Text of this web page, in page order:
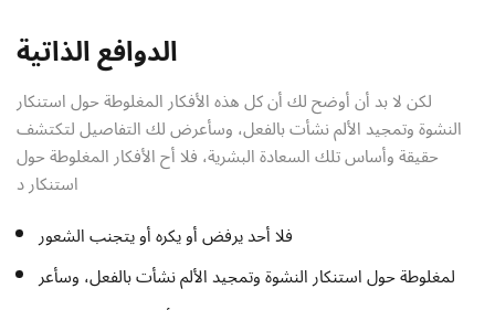
الدوافع الذاتية
لكن لا بد أن أوضح لك أن كل هذه الأفكار المغلوطة حول استنكار
النشوة وتمجيد الألم نشأت بالفعل، وسأعرض لك التفاصيل لتكتشف
حقيقة وأساس تلك السعادة البشرية، فلا أح الأفكار المغلوطة حول
استنكار د
فلا أحد يرفض أو يكره أو يتجنب الشعور
لمغلوطة حول استنكار النشوة وتمجيد الألم نشأت بالفعل، وسأعر